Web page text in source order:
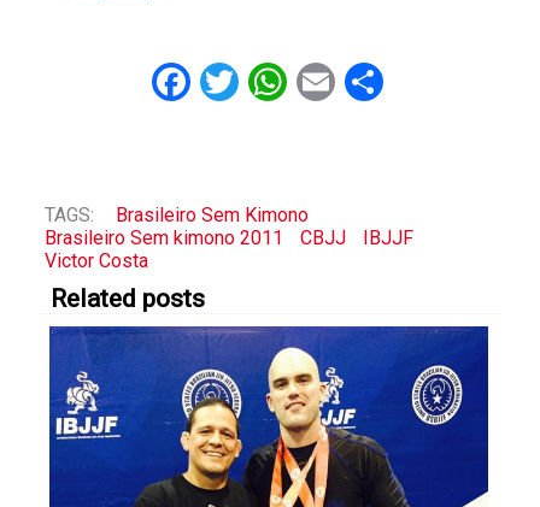
Facebook
Twitter
WhatsApp
EmailShare
TAGS:
Brasileiro Sem Kimono
Brasileiro Sem kimono 2011
CBJJ
IBJJF
Victor Costa
Related posts